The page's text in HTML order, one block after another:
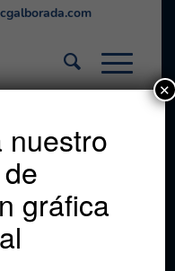
nuestro
gráfica
✕